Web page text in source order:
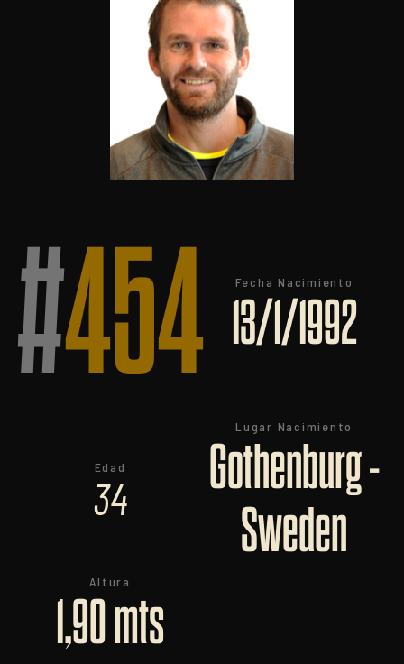
#454 Fecha Nacimiento
13/1/1992
Edad
34
Lugar Nacimiento
Gothenburg -
Sweden
Altura
1,90 mts